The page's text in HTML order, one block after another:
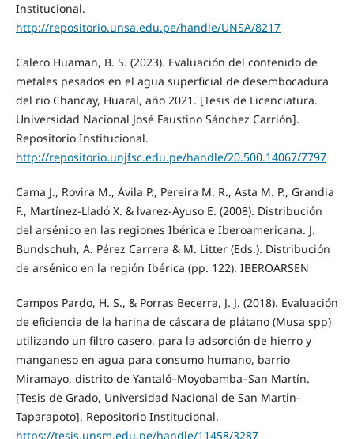
Institucional.
http://repositorio.unsa.edu.pe/handle/UNSA/8217
Calero Huaman, B. S. (2023). Evaluación del contenido de
metales pesados en el agua superficial de desembocadura
del rio Chancay, Huaral, año 2021. [Tesis de Licenciatura.
Universidad Nacional José Faustino Sánchez Carrión].
Repositorio Institucional.
http://repositorio.unjfsc.edu.pe/handle/20.500.14067/7797
Cama J., Rovira M., Ávila P., Pereira M. R., Asta M. P., Grandia
F., Martínez-Lladó X. & lvarez-Ayuso E. (2008). Distribución
del arsénico en las regiones Ibérica e Iberoamericana. J.
Bundschuh, A. Pérez Carrera & M. Litter (Eds.). Distribución
de arsénico en la región Ibérica (pp. 122). IBEROARSEN
Campos Pardo, H. S., & Porras Becerra, J. J. (2018). Evaluación
de eficiencia de la harina de cáscara de plátano (Musa spp)
utilizando un filtro casero, para la adsorción de hierro y
manganeso en agua para consumo humano, barrio
Miramayo, distrito de Yantaló–Moyobamba–San Martín.
[Tesis de Grado, Universidad Nacional de San Martin-
Taparapoto]. Repositorio Institucional.
https://tesis.unsm.edu.pe/handle/11458/3287